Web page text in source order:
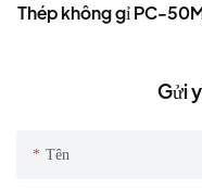
Thép không gỉ PC-
Gửi
Tên